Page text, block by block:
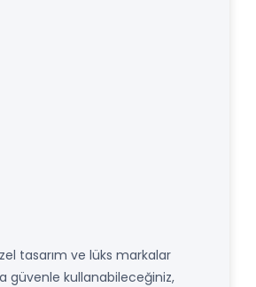
tasarım ve lüks markalar
güvenle kullanabileceğiniz,